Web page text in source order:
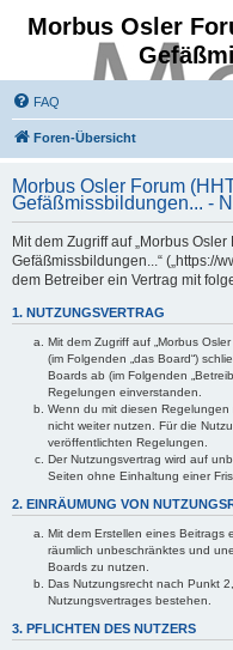
Morbus Osler
FAQ
Foren-Übersicht
Morbus Osler Forum
Gefäßmissbildungen... -
Mit dem Zugriff auf „Morbus
Gefäßmissbildungen...“ („https://
dem Betreiber ein Vertrag mit
1. NUTZUNGSVERTRAG
Mit dem Zugriff auf „Morbus
(im Folgenden „das Board“)
Boards ab (im Folgenden
Regelungen einverstanden.
Wenn du mit diesen
nicht weiter nutzen. Für die
veröffentlichten Regelungen.
Der Nutzungsvertrag wird auf
Seiten ohne Einhaltung einer
2. EINRÄUMUNG VON
Mit dem Erstellen eines Beitrags
räumlich unbeschränktes und
Boards zu nutzen.
Das Nutzungsrecht nach Punkt
Nutzungsvertrages bestehen.
3. PFLICHTEN DES NUTZERS